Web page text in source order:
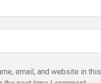
email, and website in this